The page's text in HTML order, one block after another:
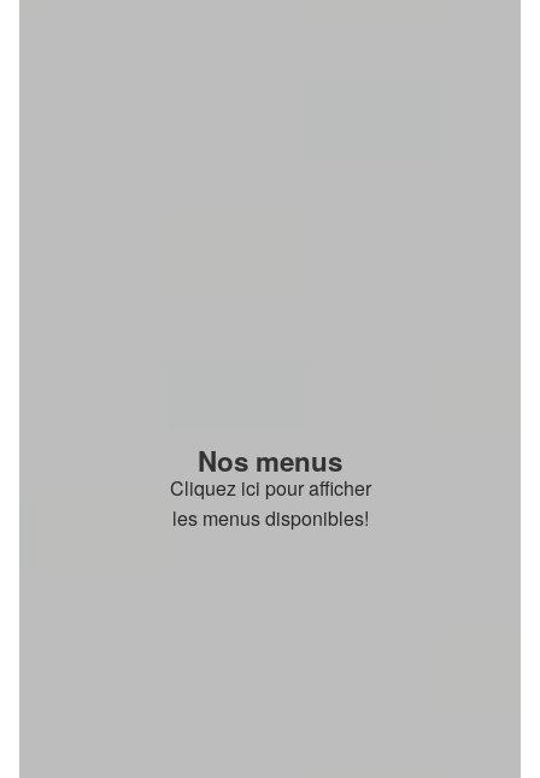
Nos menus
Cliquez ici pour afficher
les menus disponibles!